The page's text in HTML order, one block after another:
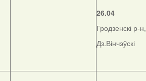
26.04
Гродзенскі р-н,
Дз.Вінчэўскі